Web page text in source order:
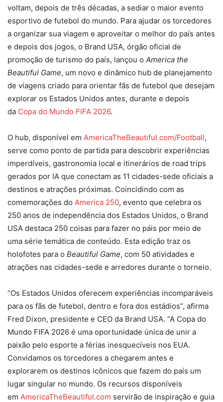
voltam, depois de três décadas, a sediar o maior evento
esportivo de futebol do mundo. Para ajudar os torcedores
a organizar sua viagem e aproveitar o melhor do país antes
e depois dos jogos, o Brand USA, órgão oficial de
promoção de turismo do país, lançou o America the
Beautiful Game, um novo e dinâmico hub de planejamento
de viagens criado para orientar fãs de futebol que desejam
explorar os Estados Unidos antes, durante e depois
da Copa do Mundo FIFA 2026.
O hub, disponível em AmericaTheBeautiful.com/Football,
serve como ponto de partida para descobrir experiências
imperdíveis, gastronomia local e itinerários de road trips
gerados por IA que conectam as 11 cidades-sede oficiais a
destinos e atrações próximas. Coincidindo com as
comemorações do America 250, evento que celebra os
250 anos de independência dos Estados Unidos, o Brand
USA destaca 250 coisas para fazer no páis por meio de
uma série temática de conteúdo. Esta edição traz os
holofotes para o Beautiful Game, com 50 atividades e
atrações nas cidades-sede e arredores durante o torneio.
“Os Estados Unidos oferecem experiências incomparáveis
para os fãs de futebol, dentro e fora dos estádios”, afirma
Fred Dixon, presidente e CEO da Brand USA. “A Copa do
Mundo FIFA 2026 é uma oportunidade única de unir a
paixão pelo esporte a férias inesquecíveis nos EUA.
Convidamos os torcedores a chegarem antes e
explorarem os destinos icônicos que fazem do país um
lugar singular no mundo. Os recursos disponíveis
em AmericaTheBeautiful.com servirão de inspiração e guia